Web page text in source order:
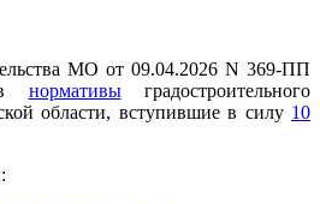
МО от 09.04.2026 N 369-ПП
в нормативыградостроительного
области, вступившие в силу 10